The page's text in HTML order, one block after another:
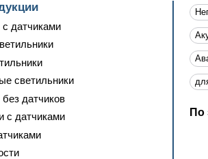
датчиками
светильники
датчиков
с датчиками
По